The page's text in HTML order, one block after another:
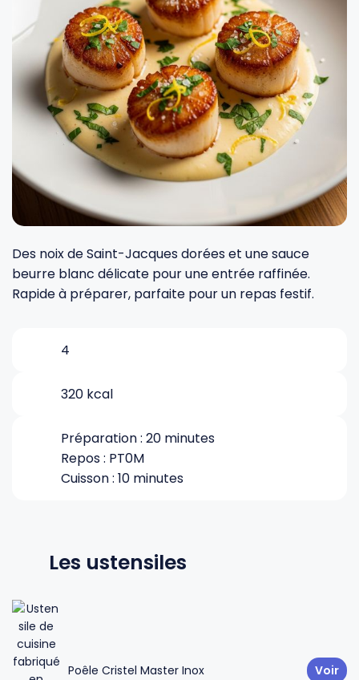
Fourches et fourchettes
Écumoires
Baguettes
Presse-agrumes
Pinceaux
Râteaux
Rouleaux
Gourdes
Couteaux à fromage
Couteaux à huîtres
Couteaux à pain
Couteaux filet de sole
Couteaux tranchelard
Éplucheurs et zesteurs
Évideurs
Couteaux de poche
Couteaux tartineurs
Aiguiseurs
Plats et plaques
Moules
Cercles à tarte
Manches et poignées
Nogent
Opinel
De Buyer
SIF Unis
Pyrex
Des noix de Saint-Jacques dorées et une sauce
beurre blanc délicate pour une entrée raffinée.
Rapide à préparer, parfaite pour un repas festif.
4
320 kcal
Préparation : 20 minutes
Repos : PT0M
Cuisson : 10 minutes
Les ustensiles
Poêle Cristel Master Inox Voir